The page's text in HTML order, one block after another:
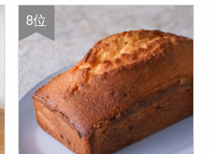
8位